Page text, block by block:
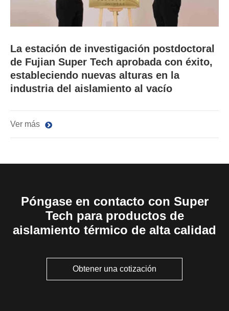
La estación de investigación postdoctoral
de Fujian Super Tech aprobada con éxito,
estableciendo nuevas alturas en la
industria del aislamiento al vacío
Ver más
Póngase en contacto con Super
Tech para productos de
aislamiento térmico de alta calidad
Obtener una cotización